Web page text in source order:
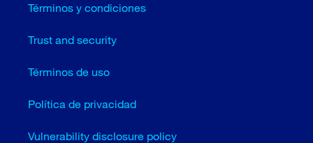
Términos y condiciones
Trust and security
Términos de uso
Política de privacidad
Vulnerability disclosure policy